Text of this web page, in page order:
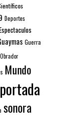
Deportes
Guerra
Mundo
portada
sonora